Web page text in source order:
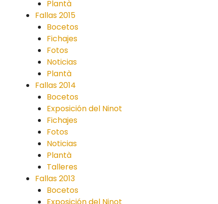
Plantà
Fallas 2015
Bocetos
Fichajes
Fotos
Noticias
Plantà
Fallas 2014
Bocetos
Exposición del Ninot
Fichajes
Fotos
Noticias
Plantà
Talleres
Fallas 2013
Bocetos